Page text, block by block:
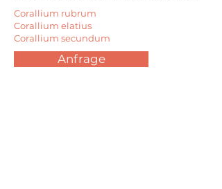
Corallium rubrum
Corallium elatius
Corallium secundum
Anfrage